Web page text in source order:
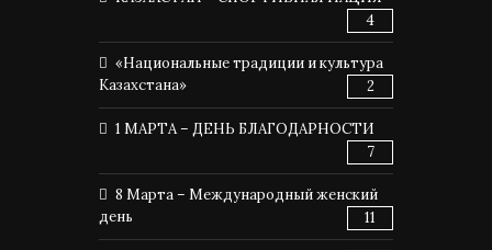
4
«Национальные традиции и культура
Казахстана»
2
1 МАРТА – ДЕНЬ БЛАГОДАРНОСТИ
7
8 Марта – Международный женский
день
11